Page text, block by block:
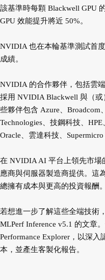
該基準時每顆 Blackwell GPU
GPU 效能提升將近 50%。
NVIDIA 也在本輪基準測試首
成績。
NVIDIA 的合作夥伴，包括雲
採用 NVIDIA Blackwell 與（
些夥伴包含 Azure、Broadcom
Technologies、技鋼科技、HPE
Oracle、雲達科技、
在 NVIDIA AI 平台上領先市場
應商與伺服器製造商提供。這
總擁有成本與更高的投資報酬。
若想進一步了解這些全端技術
MLPerf Inference v5.1 的文章
Performance Explorer，以深
本，並產生客製化報告。